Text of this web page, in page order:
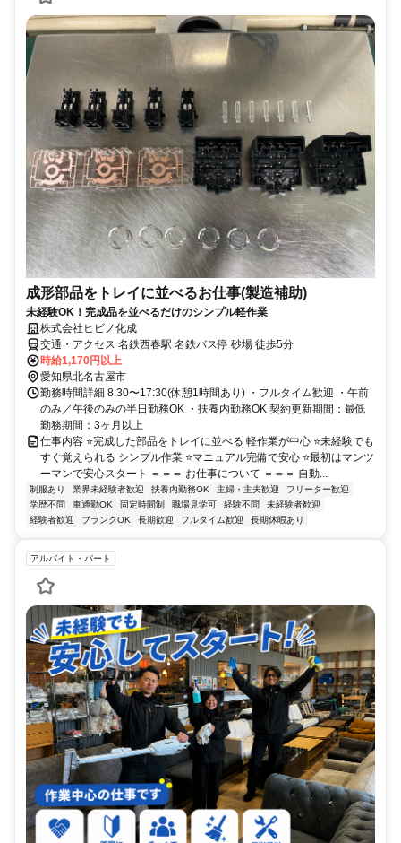
成形部品をトレイに並べるお仕事(製造補助)
未経験OK！完成品を並べるだけのシンプル軽作業
株式会社ヒビノ化成
交通・アクセス 名鉄西春駅 名鉄バス停 砂場 徒歩5分
時給1,170円以上
愛知県北名古屋市
勤務時間詳細 8:30〜17:30(休憩1時間あり) ・フルタイム歓迎 ・午前
のみ／午後のみの半日勤務OK ・扶養内勤務OK 契約更新期間：最低
勤務期間：3ヶ月以上
仕事内容 ⭐完成した部品をトレイに並べる 軽作業が中心 ⭐未経験でも
すぐ覚えられる シンプル作業 ⭐マニュアル完備で安心 ⭐最初はマンツ
ーマンで安心スタート ＝＝＝ お仕事について ＝＝＝ 自動...
制服あり 業界未経験者歓迎 扶養内勤務OK 主婦・主夫歓迎
フリーター歓迎
学歴不問
車通勤OK 固定時間制 職場見学可 経験不問
未経験者歓迎
経験者歓迎
ブランクOK 長期歓迎 フルタイム歓迎 長期休暇あり
アルバイト・パート